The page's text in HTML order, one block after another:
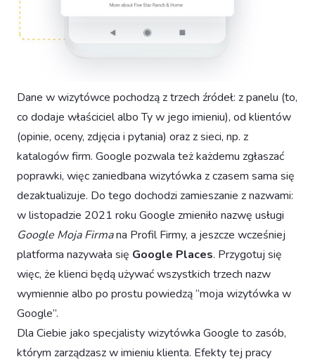
Dane w wizytówce pochodzą z trzech źródeł: z panelu (to,
co dodaje właściciel albo Ty w jego imieniu), od klientów
(opinie, oceny, zdjęcia i pytania) oraz z sieci, np. z
katalogów firm. Google pozwala też każdemu zgłaszać
poprawki, więc zaniedbana wizytówka z czasem sama się
dezaktualizuje. Do tego dochodzi zamieszanie z nazwami:
w listopadzie 2021 roku Google zmieniło nazwę usługi
Google Moja Firmana Profil Firmy, a jeszcze wcześniej
platforma nazywała się Google Places. Przygotuj się
więc, że klienci będą używać wszystkich trzech nazw
wymiennie albo po prostu powiedzą “moja wizytówka w
Google”.
Dla Ciebie jako specjalisty wizytówka Google to zasób,
którym zarządzasz w imieniu klienta. Efekty tej pracy